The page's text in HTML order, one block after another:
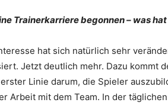
Trainerkarriere begonnen – was
hat sich natürlich sehr
Jetzt deutlich mehr. Dazu kommt
Linie darum, die Spieler
Arbeit mit dem Team. In der